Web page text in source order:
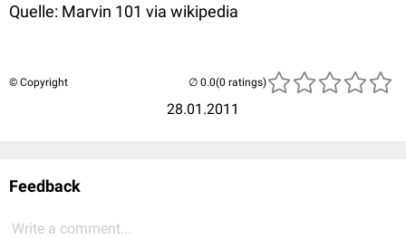
Quelle: Marvin 101 via wikipedia
© Copyright
28.01.2011
(0 ratings)
Feedback
Write a comment...